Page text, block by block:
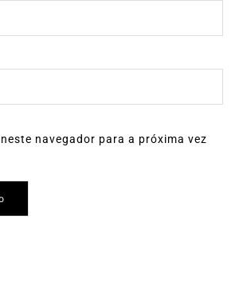
navegador para a próxima vez